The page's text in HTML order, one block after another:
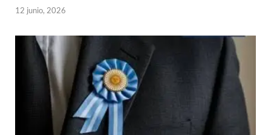
12 junio, 2026